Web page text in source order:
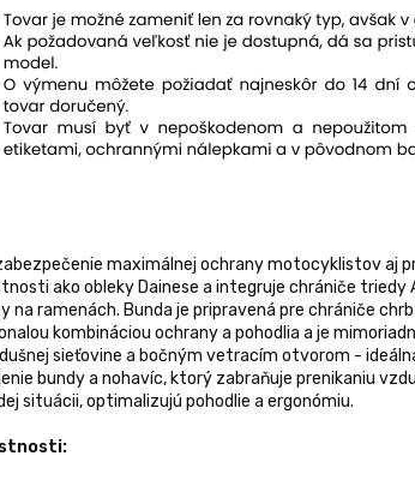
maximálnej ochrany motocyklistov aj
ako obleky Dainese a integruje chrániče triedy
na ramenách. Bunda je pripravená pre chrániče
kombináciou ochrany a pohodlia a je
sieťovine a bočným vetracím otvorom -
bundy a nohavíc, ktorý zabraňuje prenikaniu
situácii, optimalizujú pohodlie a ergonómiu.